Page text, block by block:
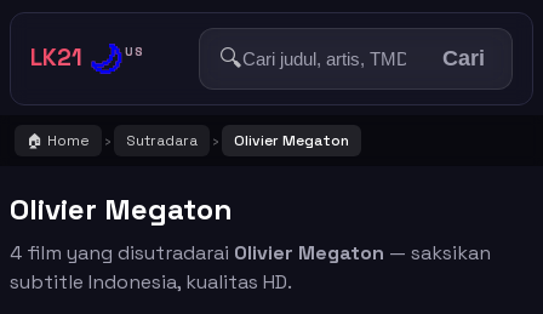
LK21 🌙US 🔍 Cari
🏠 Home › Sutradara › Olivier Megaton
Olivier Megaton
4 film yang disutradarai Olivier Megaton — saksikan
subtitle Indonesia, kualitas HD.